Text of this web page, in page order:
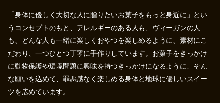
「身体に優しく大切な人に贈りたいお菓子をもっと身近に」とい
うコンセプトのもと、アレルギーのある人も、ヴィーガンの人
も、どんな人も一緒に楽しくおやつを楽しめるように、素材にこ
だわり、一つひとつ丁寧に手作りしています。お菓子をきっかけ
に動物保護や環境問題に興味を持つきっかけになるように、そん
な願いを込めて、罪悪感なく楽しめる身体と地球に優しいスイー
ツを広めています。